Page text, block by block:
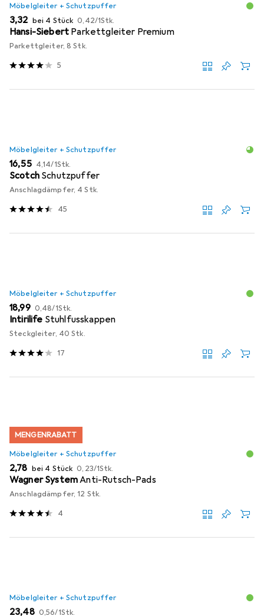
Möbelgleiter + Schutzpuffer
EUR
3,32 bei 4 Stück EUR
0,42/1Stk.
Hansi-Siebert Parkettgleiter Premium
Parkettgleiter, 8 Stk.
5
Möbelgleiter + Schutzpuffer
EUR
16,55 EUR
4,14/1Stk.
Scotch Schutzpuffer
Anschlagdämpfer, 4 Stk.
45
Möbelgleiter + Schutzpuffer
EUR
18,99 EUR
0,48/1Stk.
Intirilife Stuhlfusskappen
Steckgleiter, 40 Stk.
17
MENGENRABATT
Möbelgleiter + Schutzpuffer
EUR
2,78 bei 4 Stück EUR
0,23/1Stk.
Wagner SystemAnti-Rutsch-Pads
Anschlagdämpfer, 12 Stk.
4
Möbelgleiter + Schutzpuffer
EUR
23,48 EUR
0,56/1Stk.